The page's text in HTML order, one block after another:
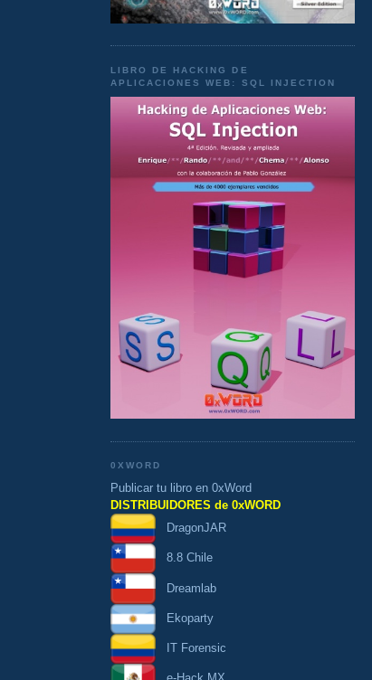
LIBRO DE HACKING DE
APLICACIONES WEB: SQL INJECTION
0XWORD
Publicar tu libro en 0xWord
DISTRIBUIDORES de 0xWORD
DragonJAR
8.8 Chile
Dreamlab
Ekoparty
IT Forensic